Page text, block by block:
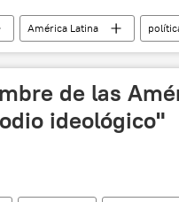
América Latina
de las
ideológico"